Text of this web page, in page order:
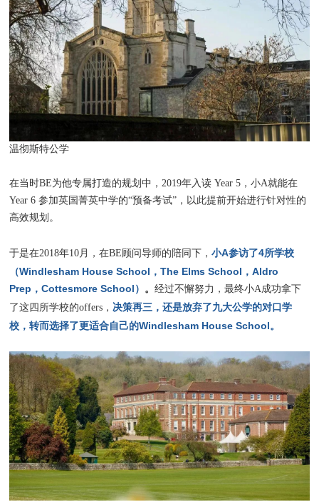
温彻斯特公学
在当时BE为他专属打造的规划中，2019年入读 Year 5，小A就能在
Year 6 参加英国菁英中学的“预备考试”，以此提前开始进行针对性的
高效规划。
于是在2018年10月，在BE顾问导师的陪同下，小A参访了4所学校
（Windlesham House School，The Elms School，Aldro
Prep，Cottesmore School） 。经过不懈努力，最终小A成功拿下
了这四所学校的offers，决策再三，还是放弃了九大公学的对口学
校，转而选择了更适合自己的Windlesham House School。